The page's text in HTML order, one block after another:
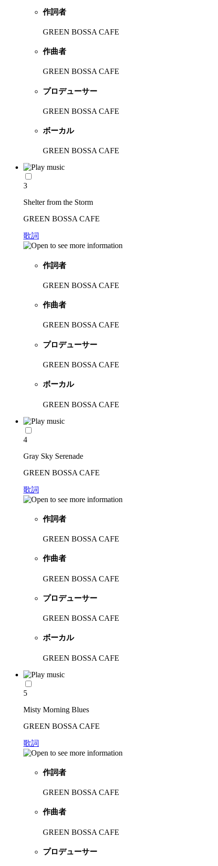
作詞者
GREEN BOSSA CAFE
作曲者
GREEN BOSSA CAFE
プロデューサー
GREEN BOSSA CAFE
ボーカル
GREEN BOSSA CAFE
3
Shelter from the Storm
GREEN BOSSA CAFE
歌詞
作詞者
GREEN BOSSA CAFE
作曲者
GREEN BOSSA CAFE
プロデューサー
GREEN BOSSA CAFE
ボーカル
GREEN BOSSA CAFE
4
Gray Sky Serenade
GREEN BOSSA CAFE
歌詞
作詞者
GREEN BOSSA CAFE
作曲者
GREEN BOSSA CAFE
プロデューサー
GREEN BOSSA CAFE
ボーカル
GREEN BOSSA CAFE
5
Misty Morning Blues
GREEN BOSSA CAFE
歌詞
作詞者
GREEN BOSSA CAFE
作曲者
GREEN BOSSA CAFE
プロデューサー